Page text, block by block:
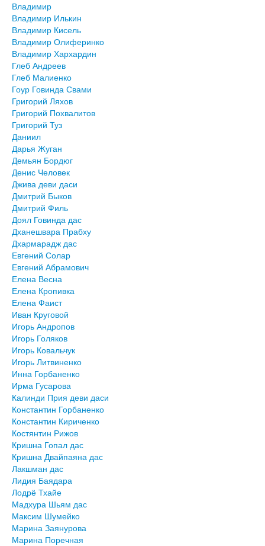
Владимир
Владимир Илькин
Владимир Кисель
Владимир Олиферинко
Владимир Хархардин
Глеб Андреев
Глеб Малиенко
Гоур Говинда Свами
Григорий Ляхов
Григорий Похвалитов
Григорий Туз
Даниил
Дарья Жуган
Демьян Бордюг
Денис Человек
Джива деви даси
Дмитрий Быков
Дмитрий Филь
Доял Говинда дас
Дханешвара Прабху
Дхармарадж дас
Евгений Солар
Евгений Абрамович
Елена Весна
Елена Кропивка
Елена Фаист
Иван Круговой
Игорь Андропов
Игорь Голяков
Игорь Ковальчук
Игорь Литвиненко
Инна Горбаненко
Ирма Гусарова
Калинди Прия деви даси
Константин Горбаненко
Константин Кириченко
Костянтин Рижов
Кришна Гопал дас
Кришна Двайпаяна дас
Лакшман дас
Лидия Баядара
Лодрё Тхайе
Мадхура Шьям дас
Максим Шумейко
Марина Заянурова
Марина Поречная